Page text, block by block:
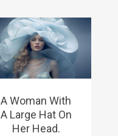
A Woman With
A Large Hat On
Her Head.